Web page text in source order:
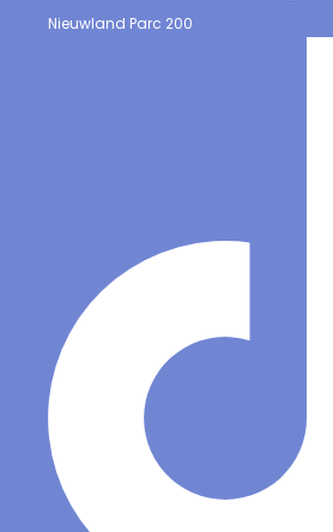
Nieuwland Parc 200